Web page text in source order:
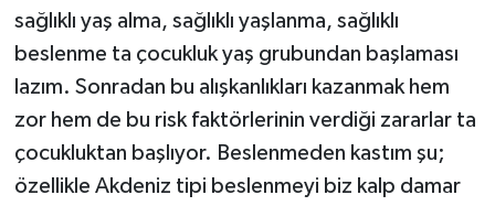
sağlıklı yaş alma, sağlıklı yaşlanma, sağlıklı
beslenme ta çocukluk yaş grubundan başlaması
lazım. Sonradan bu alışkanlıkları kazanmak hem
zor hem de bu risk faktörlerinin verdiği zararlar ta
çocukluktan başlıyor. Beslenmeden kastım şu;
özellikle Akdeniz tipi beslenmeyi biz kalp damar